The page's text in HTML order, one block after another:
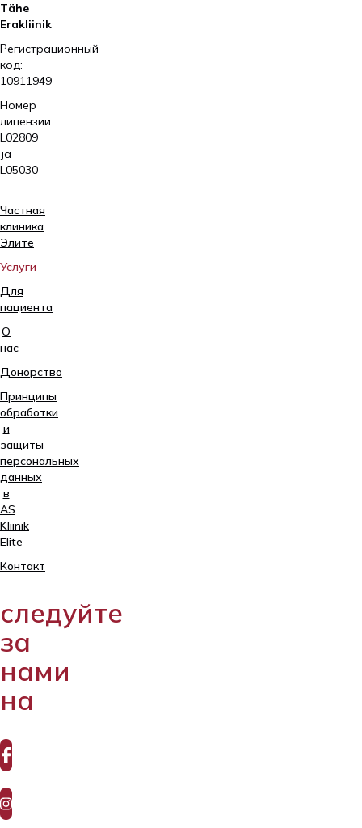
Tähe
Erakliinik
Регистрационный
код:
10911949
Номер
лицензии:
L02809
ja
L05030
Частная
клиника
Элитe
Услуги
Для
пациента
О
нас
Донорство
Принципы
обработки
и
защиты
персональных
данных
в
AS
Kliinik
Elite
Контакт
следуйте
за
нами
на
Sangla
5557
2795
740